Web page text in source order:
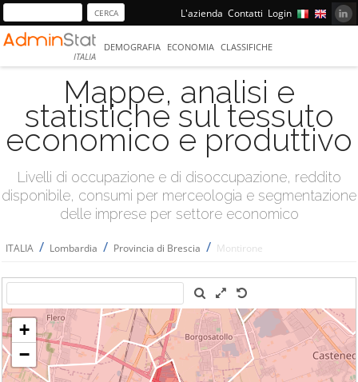
L'azienda Contatti Login
ITALIA
DEMOGRAFIA ECONOMIA CLASSIFICHE
Mappe, analisi e
statistiche sul tessuto
economico e produttivo
Livelli di occupazione e di disoccupazione, reddito
disponibile, consumi per merceologia e segmentazione
delle imprese per settore economico
ITALIA / Lombardia / Provincia di Brescia / Montirone